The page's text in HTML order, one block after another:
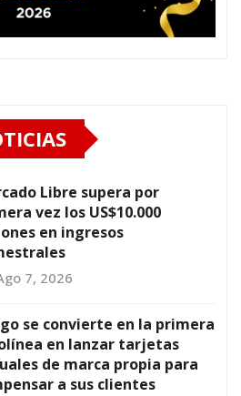
Libre supera por
vez los US$10.000
en ingresos
7, 2026
se convierte en la primera
en lanzar tarjetas
de marca propia para
a sus clientes